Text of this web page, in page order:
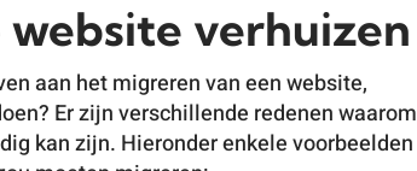
website verhuizen
aan het migreren van een website,
Er zijn verschillende redenen waarom
kan zijn. Hieronder enkele voorbeelden